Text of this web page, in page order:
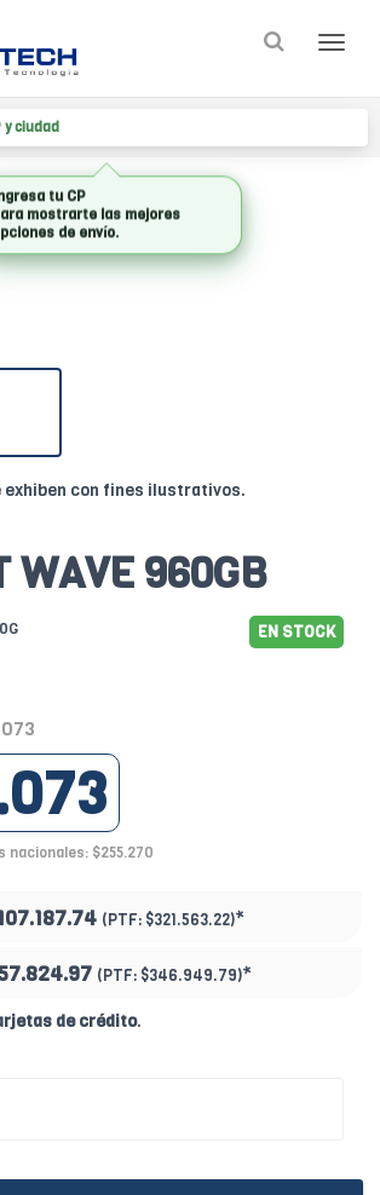
y ciudad
Ssd Internos
exhiben con fines ilustrativos.
WAVE 960GB
EN STOCK
nacionales: $255.270
(PTF: $321.563.22)*
(PTF: $346.949.79)*
de crédito.